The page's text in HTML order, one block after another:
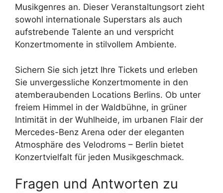
Musikgenres an. Dieser Veranstaltungsort zieht
sowohl internationale Superstars als auch
aufstrebende Talente an und verspricht
Konzertmomente in stilvollem Ambiente.
Sichern Sie sich jetzt Ihre Tickets und erleben
Sie unvergessliche Konzertmomente in den
atemberaubenden Locations Berlins. Ob unter
freiem Himmel in der Waldbühne, in grüner
Intimität in der Wuhlheide, im urbanen Flair der
Mercedes-Benz Arena oder der eleganten
Atmosphäre des Velodroms – Berlin bietet
Konzertvielfalt für jeden Musikgeschmack.
Fragen und Antworten zu